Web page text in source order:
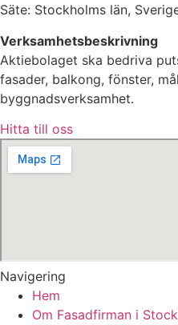
Säte: Stockholms län,
Verksamhetsbeskrivning
Aktiebolaget ska bedriva
fasader, balkong, fönster,
byggnadsverksamhet.
Hitta till oss
Navigering
Hem
Om Fasadfirman i